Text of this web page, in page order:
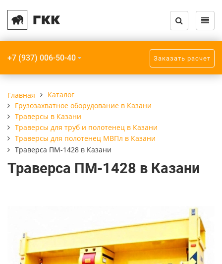
+7 (937) 006-50-40 Заказать расчет
Назад
Каталог кранов и запчастей
Крановое оборудование
Назад
Крановое
Краны
Краны
Подкрановые
Болгарские
оборудование
Назад
Траверсы
Взрывозащищенное
оборудование
Назад
Прочее
Крюки
Назад
Услуги
Модернизация кранов
Монтаж подкрановых путей
Радиоуправление кранов
Ремонт кранов
Назад
О компании
Компания
Главная
Каталог
Грузозахватное оборудование в Казани
Траверсы в Казани
Траверсы для труб и полотенец в Казани
Траверсы для полотенец МВПл в Казани
Траверса ПМ-1428 в Казани
Траверса ПМ-1428 в Казани